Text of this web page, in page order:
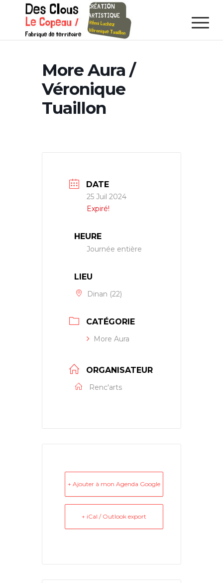
More Aura /
Véronique
Tuaillon
DATE
25 Juil 2024
Expiré!
HEURE
Journée entière
LIEU
Dinan (22)
CATÉGORIE
More Aura
ORGANISATEUR
Renc'arts
+ Ajouter à mon Agenda Google
+ iCal / Outlook export